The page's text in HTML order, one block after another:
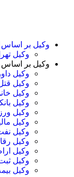
وکیل بر اساس استان
وکیل تهران
وکیل بر اساس تخصص
وکیل داوری
وکیل قتل
وکیل خانواده
وکیل بانکی
وکیل ورزشی
وکیل مالیاتی
وکیل نفت و گاز
وکیل رقابتی
وکیل اراضی
وکیل ثبت احوال
وکیل بیمه